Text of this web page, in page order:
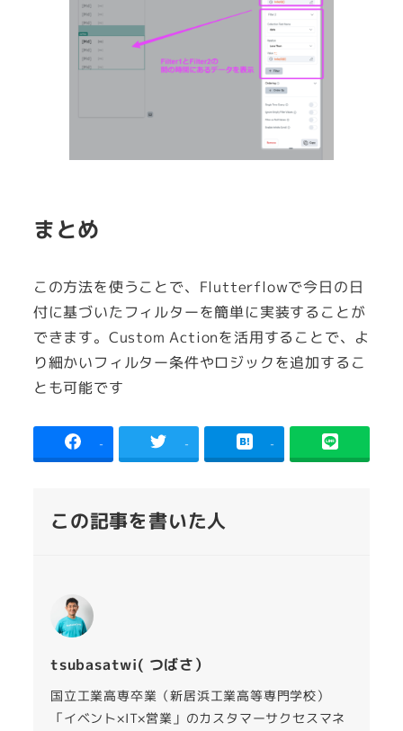
まとめ
この方法を使うことで、Flutterflowで今日の日
付に基づいたフィルターを簡単に実装することが
できます。Custom Actionを活用することで、よ
り細かいフィルター条件やロジックを追加するこ
とも可能です
- - -
この記事を書いた人
tsubasatwi( つばさ）
国立工業高専卒業（新居浜工業高等専門学校）
「イベント×IT×営業」のカスタマーサクセスマネ